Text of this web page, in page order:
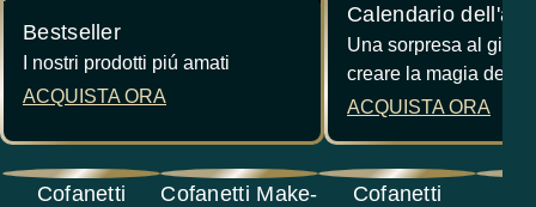
Bestseller
I nostri prodotti piú amati
ACQUISTA ORA
Calendario
Una sorpresa al
creare la magia
ACQUISTA ORA
Cofanetti
Cofanetti Make-
Cofanetti